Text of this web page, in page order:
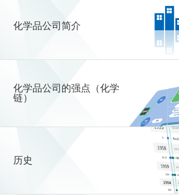
化学品公司简介
化学品公司的强点（化学
链）
历史